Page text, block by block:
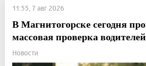
11:55, 7 авг 2026
В Магнитогорске сегодня
массовая проверка водителей
Новости